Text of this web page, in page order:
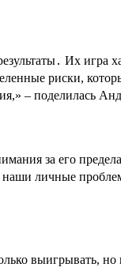
Их игра
риски,
‒ поделилась
за его
наши личные
выигрывать,